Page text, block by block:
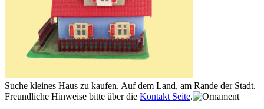
Suche kleines Haus zu kaufen. Auf dem Land, am Rande der Stadt.
Freundliche Hinweise bitte über die Kontakt Seite.